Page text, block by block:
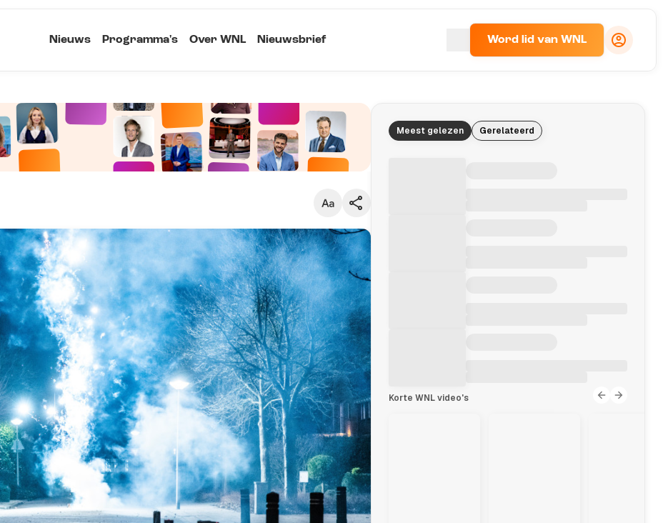
Nieuws Programma's Over WNL Nieuwsbrief Word lid van WNL
Klein
Standaard
Groot
Kopieer link
Meest gelezen Gerelateerd
Korte WNL video's